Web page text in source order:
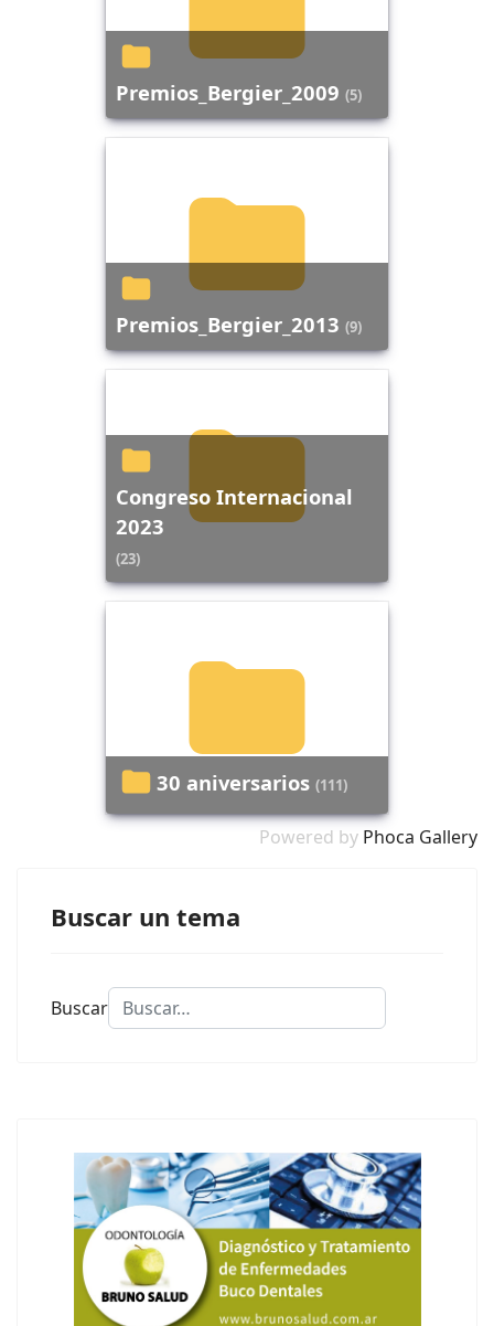
Premios_Bergier_2009 (5)
Premios_Bergier_2013 (9)
Congreso Internacional
2023
(23)
30 aniversarios (111)
Powered by Phoca Gallery
Buscar un tema
Buscar